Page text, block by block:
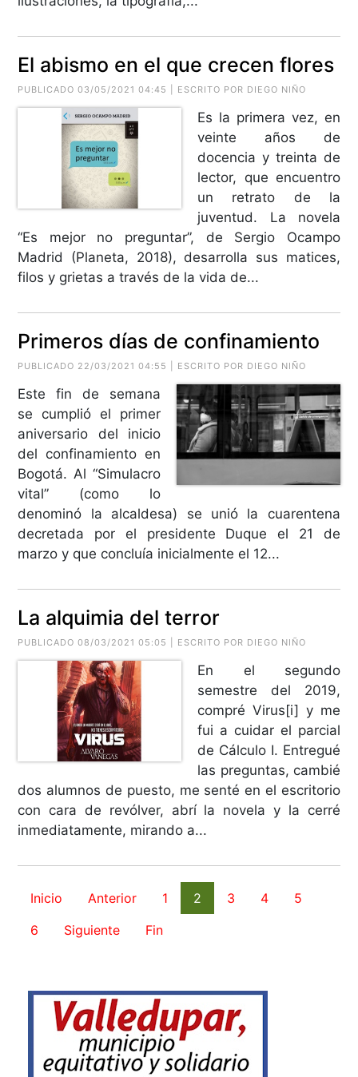
El abismo en el que crecen flores
PUBLICADO 03/05/2021 04:45 | ESCRITO POR DIEGO NIÑO
Es la primera vez, en
veinte años de
docencia y treinta de
lector, que encuentro
un retrato de la
juventud. La novela
“Es mejor no preguntar”, de Sergio Ocampo
Madrid (Planeta, 2018), desarrolla sus matices,
filos y grietas a través de la vida de...
Primeros días de confinamiento
PUBLICADO 22/03/2021 04:55 | ESCRITO POR DIEGO NIÑO
Este fin de semana
se cumplió el primer
aniversario del inicio
del confinamiento en
Bogotá. Al “Simulacro
vital” (como lo
denominó la alcaldesa) se unió la cuarentena
decretada por el presidente Duque el 21 de
marzo y que concluía inicialmente el 12...
La alquimia del terror
PUBLICADO 08/03/2021 05:05 | ESCRITO POR DIEGO NIÑO
En el segundo
semestre del 2019,
compré Virus[i] y me
fui a cuidar el parcial
de Cálculo I. Entregué
las preguntas, cambié
dos alumnos de puesto, me senté en el escritorio
con cara de revólver, abrí la novela y la cerré
inmediatamente, mirando a...
Inicio Anterior 1 2 3 4
5
6
Siguiente Fin